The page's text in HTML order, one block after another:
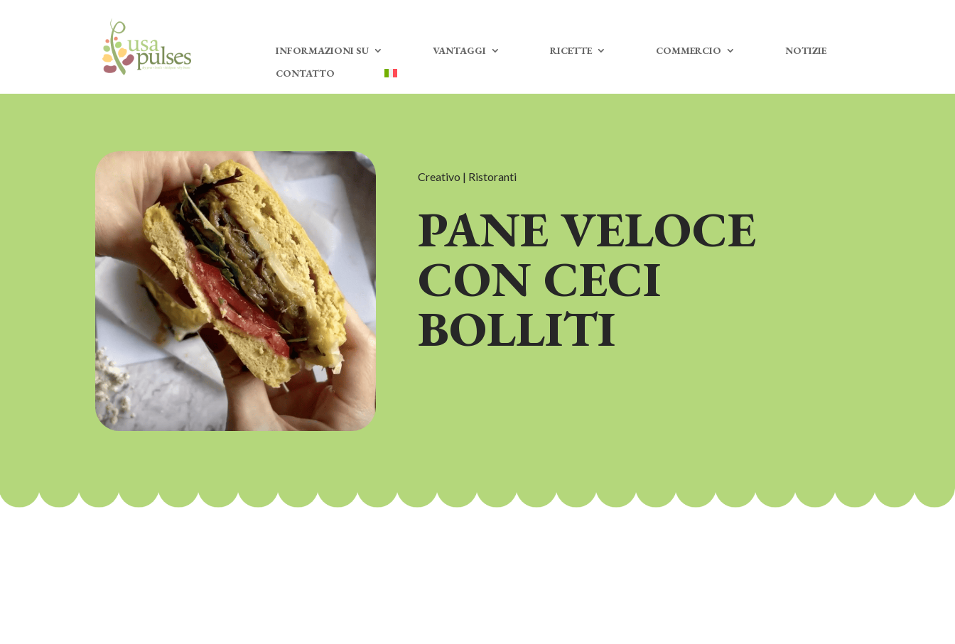
INFORMAZIONI SU VANTAGGI RICETTE COMMERCIO
NOTIZIE
CONTATTO
Creativo | Ristoranti
PANE VELOCE
CON CECI
BOLLITI